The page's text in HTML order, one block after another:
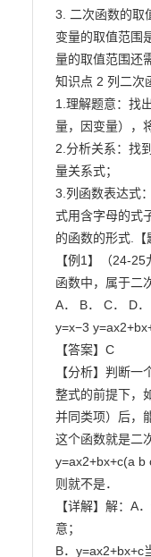
3. 二次函数的取
变量的取值范围
量的取值范围还
知识点 2 列二次
1.理解题意：找
量，因变量），
2.分析关系：找
量关系式；
3.列函数表达式
式用含字母的式
的函数的形式.【
【例1】（24-
函数中，属于二
A． B． C． D．
y=x−3
【答案】C
【分析】判断
整式的前提下，
并同类项）后，
这个函数就是二
y=ax2+bx+c(a b
则就不是．
【详解】解：A
意；
B．y=ax2+bx+c